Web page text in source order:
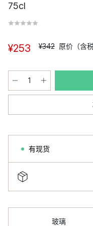
75cl
¥253 ¥342 原价（含
有现货
玻璃